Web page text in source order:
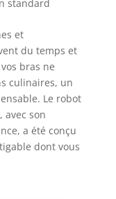
et
du temps et
bras ne
culinaires, un
Le robot
avec son
a été conçu
dont vous